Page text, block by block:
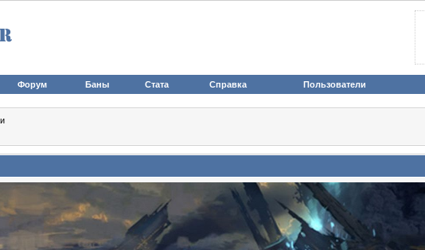
Форум Баны Стата Справка Пользователи